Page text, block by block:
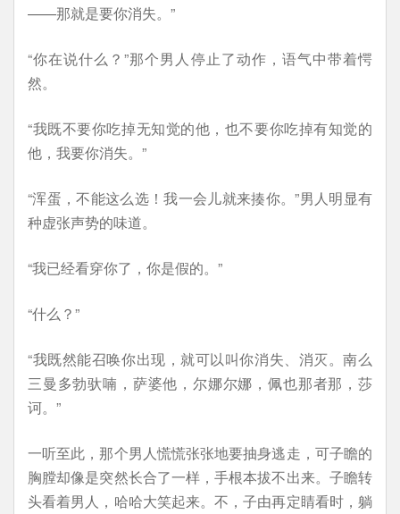
——那就是要你消失。”
“你在说什么？”那个男人停止了动作，语气中带着愕
然。
“我既不要你吃掉无知觉的他，也不要你吃掉有知觉的
他，我要你消失。”
“浑蛋，不能这么选！我一会儿就来揍你。”男人明显有
种虚张声势的味道。
“我已经看穿你了，你是假的。”
“什么？”
“我既然能召唤你出现，就可以叫你消失、消灭。南么
三曼多勃驮喃，萨婆他，尔娜尔娜，佩也那者那，莎
诃。”
一听至此，那个男人慌慌张张地要抽身逃走，可子瞻的
胸膛却像是突然长合了一样，手根本拔不出来。子瞻转
头看着男人，哈哈大笑起来。不，子由再定睛看时，躺